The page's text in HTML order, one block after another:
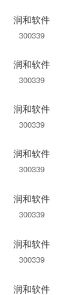
润和软件
300339
润和软件
300339
润和软件
300339
润和软件
300339
润和软件
300339
润和软件
300339
润和软件